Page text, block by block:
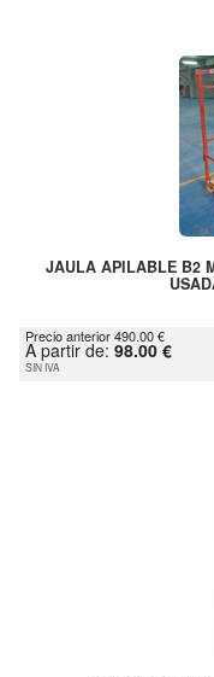
JAULA APILABLE B2
Precio anterior 490.00 €
A partir de: 98.00 €
SIN IVA